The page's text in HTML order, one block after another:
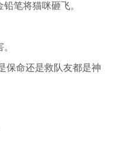
笔将猫咪砸飞。
保命还是救队友都是神